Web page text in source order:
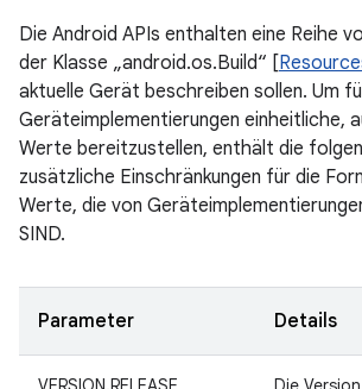
Die Android APIs enthalten eine Reihe
der Klasse „android.os.Build“ [
aktuelle Gerät beschreiben sollen. Um
Geräteimplementierungen einheitliche,
Werte bereitzustellen, enthält die
zusätzliche Einschränkungen für die
Werte, die von
SIND.
Parameter Details